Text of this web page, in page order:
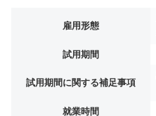
雇用形態
試用期間
試用期間に関する補足事項
就業時間